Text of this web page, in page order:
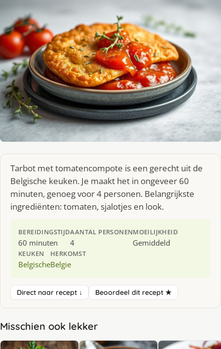
Tarbot met tomatencompote is een gerecht uit de
Belgische keuken. Je maakt het in ongeveer 60
minuten, genoeg voor 4 personen. Belangrijkste
ingrediënten: tomaten, sjalotjes en look.
BEREIDINGSTIJD
60 minuten
AANTAL PERSONEN
4
MOEILIJKHEID
Gemiddeld
KEUKEN
Belgische
HERKOMST
Belgie
Direct naar recept ↓ Beoordeel dit recept ★
Misschien ook lekker